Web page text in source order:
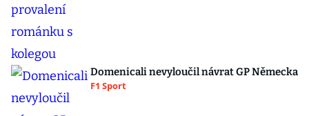
Domenicali nevyloučil návrat GP Německa
F1 Sport